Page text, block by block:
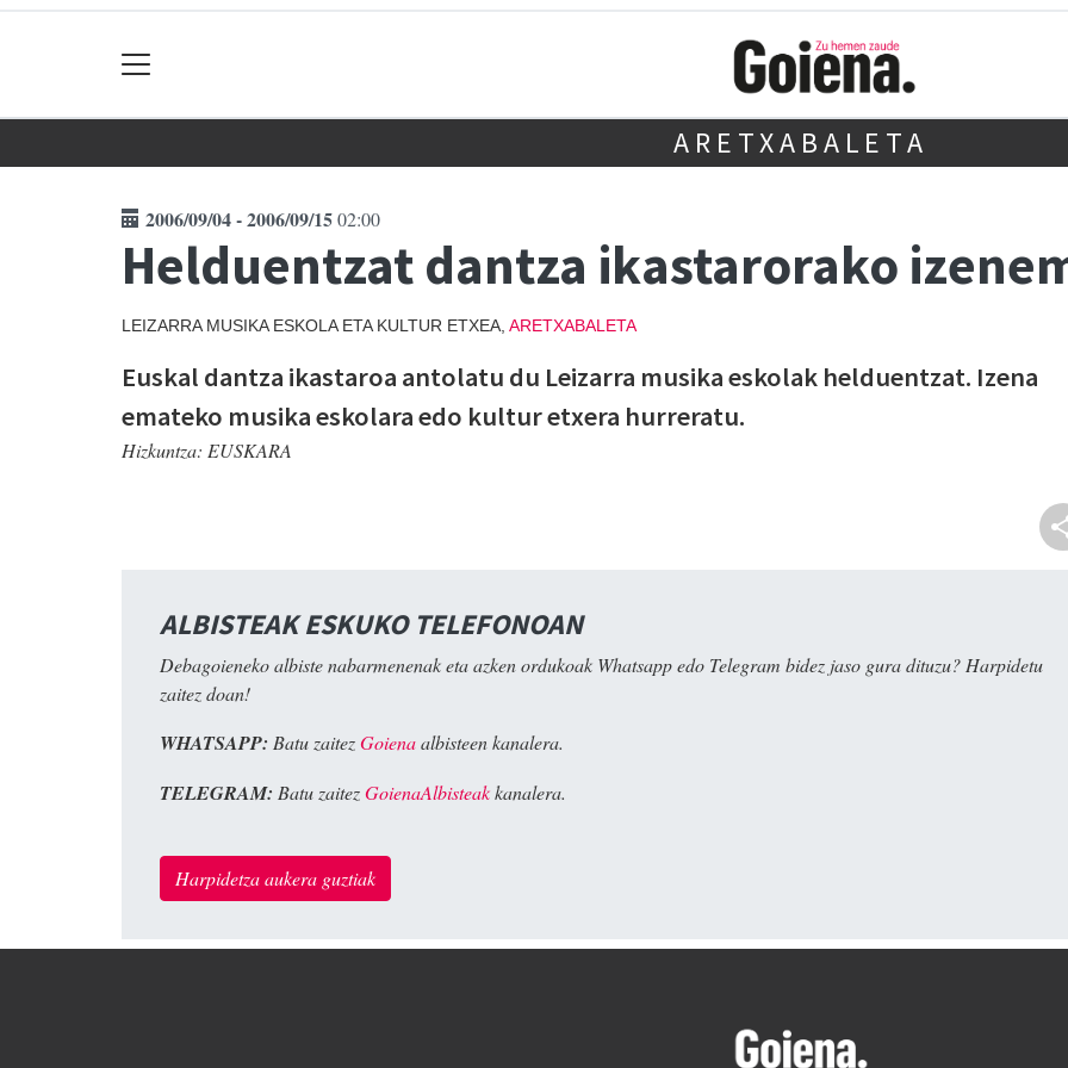
ARETXABALETA
2006/09/04 - 2006/09/1502:00
Helduentzat dantza ikastarorako
LEIZARRA MUSIKA ESKOLA ETA KULTUR ETXEA, ARETXABALETA
Euskal dantza ikastaroa antolatu du Leizarra musika eskolak helduentzat. Izena
emateko musika eskolara edo kultur etxera hurreratu.
Hizkuntza: EUSKARA
ALBISTEAK ESKUKO TELEFONOAN
Debagoieneko albiste nabarmenenak eta azken ordukoak Whatsapp edo Telegram bidez jaso gura dituzu? Harpidetu
zaitez doan!
WHATSAPP: Batu zaitezGoienaalbisteen kanalera.
TELEGRAM: Batu zaitezGoienaAlbisteakkanalera.
Harpidetza aukera guztiak